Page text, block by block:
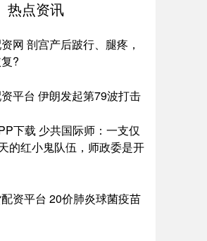
热点资讯
网 剖宫产后跛行、腿疼，
?
平台 伊朗发起第79波打击
下载 少共国际师：一支仅
的红小鬼队伍，师政委是开
资平台 20价肺炎球菌疫苗